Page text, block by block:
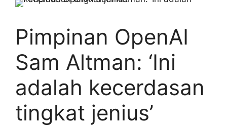
Pimpinan OpenAI
Sam Altman: ‘Ini
adalah kecerdasan
tingkat jenius’